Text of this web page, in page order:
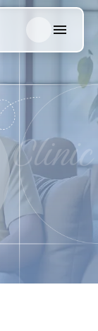
English
日本語
中文